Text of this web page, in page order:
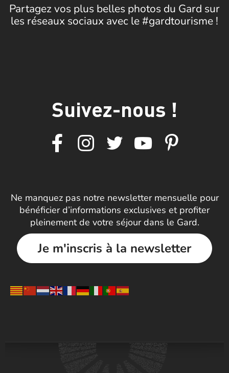
Partagez vos plus belles photos du Gard sur
les réseaux sociaux avec le #gardtourisme !
Suivez-nous !
Ne manquez pas notre newsletter mensuelle pour
bénéficier d’informations exclusives et profiter
pleinement de votre séjour dans le Gard.
Je m'inscris à la newsletter